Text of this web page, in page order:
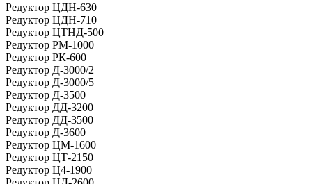
Редуктор ЦДН-630
Редуктор ЦДН-710
Редуктор ЦТНД-500
Редуктор РМ-1000
Редуктор РК-600
Редуктор Д-3000/2
Редуктор Д-3000/5
Редуктор Д-3500
Редуктор ДД-3200
Редуктор ДД-3500
Редуктор Д-3600
Редуктор ЦМ-1600
Редуктор ЦТ-2150
Редуктор Ц4-1900